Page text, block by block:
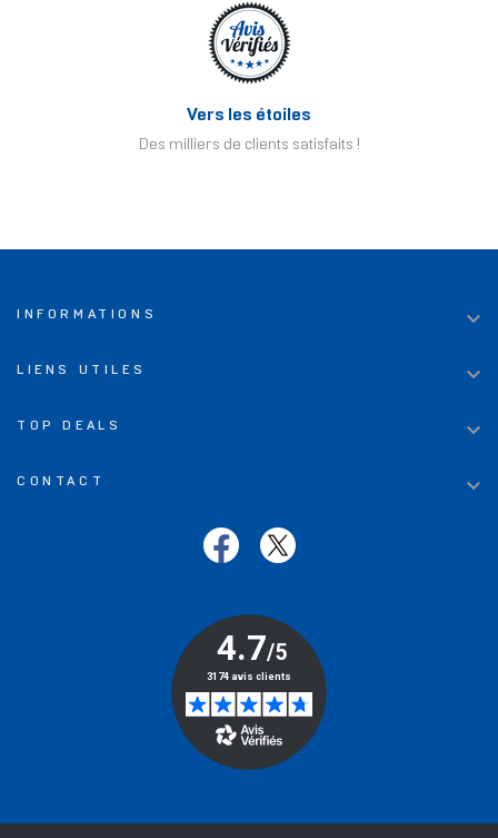
Vers les étoiles
Des milliers de clients satisfaits !
INFORMATIONS 
LIENS UTILES 
TOP DEALS 
CONTACT 